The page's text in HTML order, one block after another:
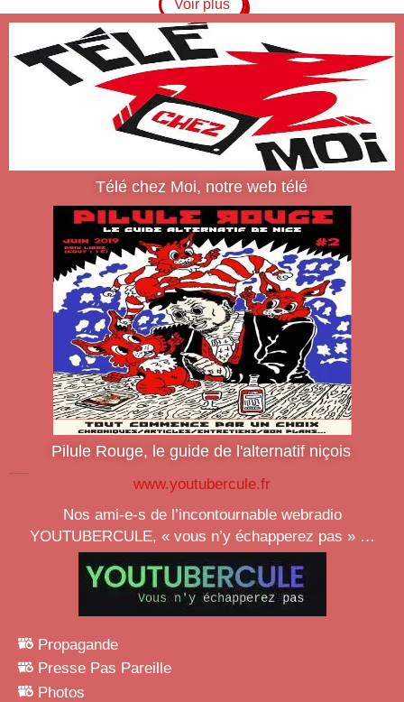
Voir plus
Télé chez Moi, notre web télé
Pilule Rouge, le guide de l'alternatif niçois
www.youtubercule.fr
Nos ami-e-s de l’incontournable webradio
YOUTUBERCULE, « vous n’y échapperez pas » …
Propagande
Presse Pas Pareille
Photos